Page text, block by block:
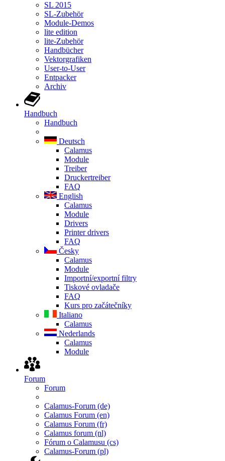
SL 2015
SL-Zubehör
Module-Demos
lite edition
lite-Zubehör
Handbücher
Vektorgrafiken
User-to-User
Entpacker
Archiv
Handbuch
Handbuch
Deutsch
Calamus
Module
Treiber
Druckertreiber
FAQ
English
Calamus
Module
Drivers
Printer drivers
FAQ
Česky
Calamus
Module
Importní/exportní filtry
Tiskové ovladače
FAQ
Kurs pro začátečníky
Italiano
Calamus
Nederlands
Calamus
Module
Forum
Forum
Calamus-Forum (de)
Calamus Forum (en)
Calamus Forum (fr)
Calamus forum (nl)
Fórum o Calamusu (cs)
Calamus-Forum (pl)